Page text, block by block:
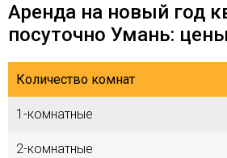
Аренда на новый год
посуточно Умань:
Количество комнат
1-комнатные
2-комнатные